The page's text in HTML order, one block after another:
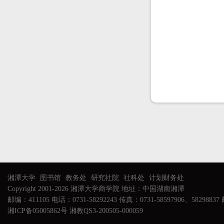
湘潭大学 图书馆 教务处 研究社院 社科处
计划财务处
Copyright 2001-2026 湘潭大学商学院 地址：中国湖南湘潭
邮编：411105 电话：0731-58292243 传真：0731-58597906、58298837
湘ICP备05005862号 湘教QS3-200505-000059